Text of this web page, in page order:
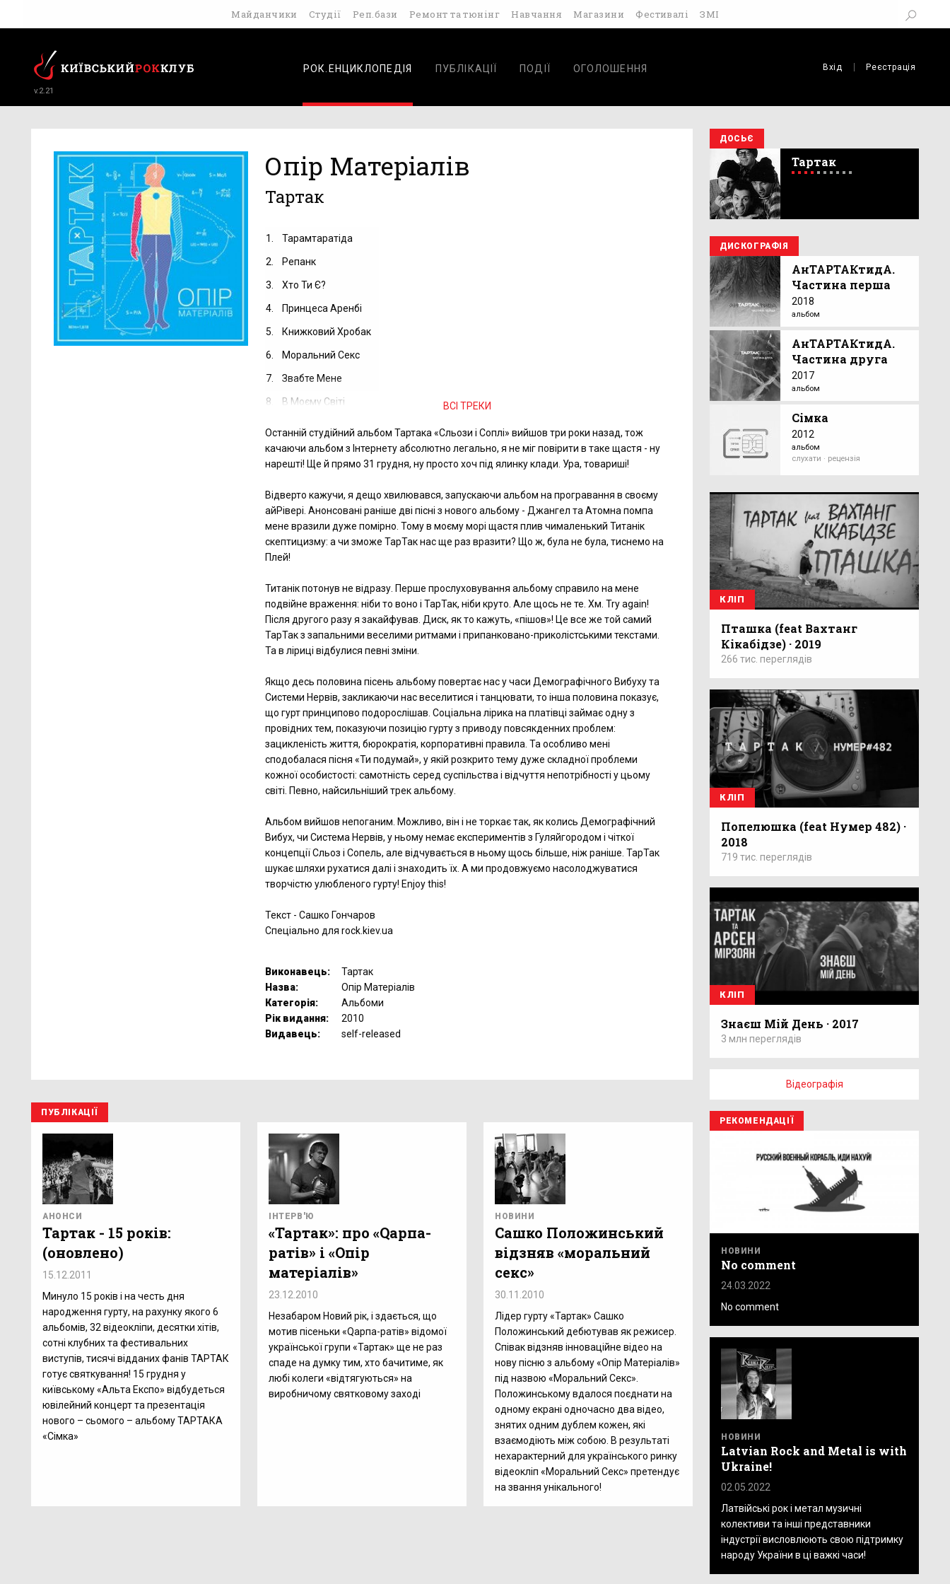
Майданчики Студії Реп.бази Ремонт та тюнінг Навчання Магазини Фестивалі ЗМІ
v.2.21
РОК.ЕНЦИКЛОПЕДІЯ ПУБЛІКАЦІЇ ПОДІЇ ОГОЛОШЕННЯ Вхід Реєстрація
Опір Матеріалів
Тартак
1. Тарамтаратіда
2. Репанк
3. Хто Ти Є?
4. Принцеса Аренбі
5. Книжковий Хробак
6. Моральний Секс
7. Звабте Мене
8. В Моєму Світі ВСІ ТРЕКИ
Останній студійний альбом Тартака «Сльози і Соплі» вийшов три роки назад, тож
качаючи альбом з Інтернету абсолютно легально, я не міг повірити в таке щастя - ну
нарешті! Ще й прямо 31 грудня, ну просто хоч під ялинку клади. Ура, товариші!
Відверто кажучи, я дещо хвилювався, запускаючи альбом на програвання в своєму
айРівері. Анонсовані раніше дві пісні з нового альбому - Джангел та Атомна помпа
мене вразили дуже помірно. Тому в моєму морі щастя плив чималенький Титанік
скептицизму: а чи зможе ТарТак нас ще раз вразити? Що ж, була не була, тиснемо на
Плей!
Титанік потонув не відразу. Перше прослуховування альбому справило на мене
подвійне враження: ніби то воно і ТарТак, ніби круто. Але щось не те. Хм. Try again!
Після другого разу я закайфував. Диск, як то кажуть, «пішов»! Це все же той самий
ТарТак з запальними веселими ритмами і припанковано-приколістськими текстами.
Та в ліриці відбулися певні зміни.
Якщо десь половина пісень альбому повертає нас у часи Демографічного Вибуху та
Системи Нервів, закликаючи нас веселитися і танцювати, то інша половина показує,
що гурт принципово подорослішав. Соціальна лірика на платівці займає одну з
провідних тем, показуючи позицію гурту з приводу повсякденних проблем:
зацикленість життя, бюрократія, корпоративні правила. Та особливо мені
сподобалася пісня «Ти подумай», у якій розкрито тему дуже складної проблеми
кожної особистості: самотність серед суспільства і відчуття непотрібності у цьому
світі. Певно, найсильніший трек альбому.
Альбом вийшов непоганим. Можливо, він і не торкає так, як колись Демографічний
Вибух, чи Система Нервів, у ньому немає експериментів з Гуляйгородом і чіткої
концепції Сльоз і Сопель, але відчувається в ньому щось більше, ніж раніше. ТарТак
шукає шляхи рухатися далі і знаходить їх. А ми продовжуємо насолоджуватися
творчістю улюбленого гурту! Enjoy this!
Текст - Сашко Гончаров
Спеціально для rock.kiev.ua
Виконавець:
Тартак
Назва:
Опір Матеріалів
Категорія:
Альбоми
Рік видання:
2010
Видавець:
self-released
ПУБЛІКАЦІЇ
АНОНСИ
Тартак - 15 років:
(оновлено)
15.12.2011
Минуло 15 років і на честь дня
народження гурту, на рахунку якого 6
альбомів, 32 відеокліпи, десятки хітів,
сотні клубних та фестивальних
виступів, тисячі відданих фанів ТАРТАК
готує святкування! 15 грудня у
київському «Альта Експо» відбудеться
ювілейний концерт та презентація
нового – сьомого – альбому ТАРТАКА
«Сімка»
ІНТЕРВ'Ю
«Тартак»: про «Qарпа-
ратів» і «Опір
матеріалів»
23.12.2010
Незабаром Новий рік, і здається, що
мотив пісеньки «Qарпа-ратів» відомої
української групи «Тартак» ще не раз
спаде на думку тим, хто бачитиме, як
любі колеги «відтягуються» на
виробничому святковому заході
НОВИНИ
Сашко Положинський
відзняв «моральний
секс»
30.11.2010
Лідер гурту «Тартак» Сашко
Положинський дебютував як режисер.
Співак відзняв інноваційне відео на
нову пісню з альбому «Опір Матеріалів»
під назвою «Моральний Секс».
Положинському вдалося поєднати на
одному екрані одночасно два відео,
знятих одним дублем кожен, які
взаємодіють між собою. В результаті
нехарактерний для українського ринку
відеокліп «Моральний Секс» претендує
на звання унікального!
ДОСЬЄ
Тартак
ДИСКОГРАФІЯ
АнТАРТАКтидА.
Частина перша
2018
альбом
АнТАРТАКтидА.
Частина друга
2017
альбом
Сімка
2012
альбом
слухати · рецензія
КЛІП
Пташка (feat Вахтанг
Кікабідзе) · 2019
266 тис. переглядів
КЛІП
Попелюшка (feat Нумер 482) ·
2018
719 тис. переглядів
КЛІП
Знаєш Мій День · 2017
3 млн переглядів
Відеографія
РЕКОМЕНДАЦІЇ
НОВИНИ
No comment
24.03.2022
No comment
НОВИНИ
Latvian Rock and Metal is with
Ukraine!
02.05.2022
Латвійські рок і метал музичні
колективи та інші представники
індустрії висловлюють свою підтримку
народу України в ці важкі часи!